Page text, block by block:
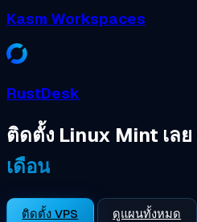
Kasm Workspaces
RustDesk
ติดตั้ง Linux Mint เลย
เดือน
ติดตั้ง VPS ดูแผนทั้งหมด